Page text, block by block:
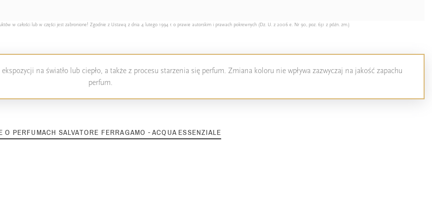
w całości lub w części jest zabronione! Zgodnie z Ustawą z dnia 4 lutego 1994 r. o prawie autorskim i prawach pokrewnych (Dz. U. z 2006 e. Nr 90, poz. 631 z późn. zm.)
na światło lub ciepło, a także z procesu starzenia się perfum. Zmiana koloru nie wpływa zazwyczaj na jakość zapachu
perfum.
O PERFUMACH SALVATORE FERRAGAMO - ACQUA ESSENZIALE